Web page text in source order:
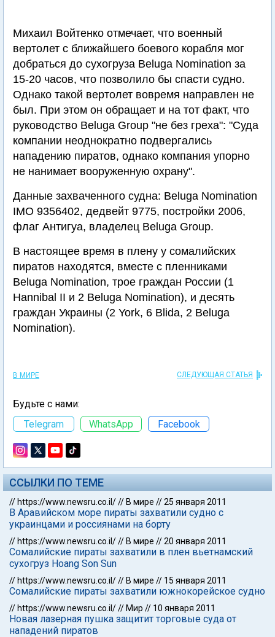
Михаил Войтенко отмечает, что военный
вертолет с ближайшего боевого корабля мог
добраться до сухогруза Beluga Nomination за
15-20 часов, что позволило бы спасти судно.
Однако такой вертолет вовремя направлен не
был. При этом он обращает и на тот факт, что
руководство Beluga Group "не без греха": "Суда
компании неоднократно подвергались
нападению пиратов, однако компания упорно
не нанимает вооруженную охрану".
Данные захваченного судна: Beluga Nomination
IMO 9356402, дедвейт 9775, постройки 2006,
флаг Антигуа, владелец Beluga Group.
В настоящее время в плену у сомалийских
пиратов находятся, вместе с пленниками
Beluga Nomination, трое граждан России (1
Hannibal II и 2 Beluga Nomination), и десять
граждан Украины (2 York, 6 Blida, 2 Beluga
Nomination).
В МИРЕ СЛЕДУЮЩАЯ СТАТЬЯ
Будьте с нами:
Telegram
WhatsApp Facebook
ССЫЛКИ ПО ТЕМЕ
// https://www.newsru.co.il/// В мире //25 января 2011
В Аравийском море пираты захватили судно с
украинцами и россиянами на борту
// https://www.newsru.co.il/// В мире //20 января 2011
Сомалийские пираты захватили в плен вьетнамский
сухогруз Hoang Son Sun
// https://www.newsru.co.il/// В мире // 15 января 2011
Сомалийские пираты захватили южнокорейское судно
// https://www.newsru.co.il/// Мир // 10 января 2011
Новая лазерная пушка защитит торговые суда от
нападений пиратов